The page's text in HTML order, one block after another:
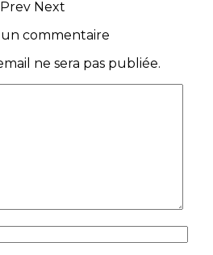
Prev Next
un commentaire
ne sera pas publiée.